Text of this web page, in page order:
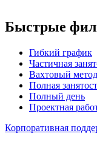
Быстрые
Гибкий график
Частичная
Вахтовый метод
Полная
Полный день
Проектная
Корпоративная